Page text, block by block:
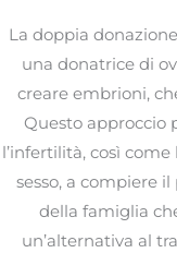
La doppia
una donatrice di
creare embrioni,
Questo approccio
l’infertilità, così
sesso, a compiere il
della famiglia
un’alternativa al